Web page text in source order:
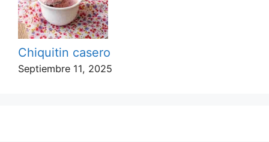
Chiquitin casero
Septiembre 11, 2025